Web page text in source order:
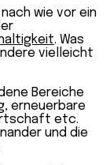
wie vor ein
. Was
vielleicht
Bereiche
, erneuerbare
etc.
und die